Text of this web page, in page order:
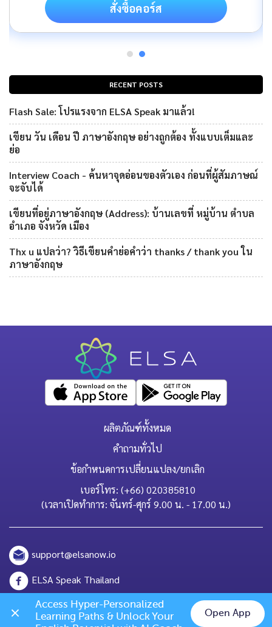
RECENT POSTS
Flash Sale: โปรแรงจาก ELSA Speak มาแล้ว!
เขียน วัน เดือน ปี ภาษาอังกฤษ อย่างถูกต้อง ทั้งแบบเต็มและ
ย่อ
Interview Coach - ค้นหาจุดอ่อนของตัวเอง ก่อนที่ผู้สัมภาษณ์
จะจับได้
เขียนที่อยู่ภาษาอังกฤษ (Address): บ้านเลขที่ หมู่บ้าน ตำบล
อำเภอ จังหวัด เมือง
Thx u แปลว่า? วิธีเขียนคำย่อคำว่า thanks / thank you ใน
ภาษาอังกฤษ
สั่งซื้อคอร์ส
ผลิตภัณฑ์ทั้งหมด
คำถามทั่วไป
ข้อกำหนดการเปลี่ยนแปลง/ยกเลิก
เบอร์โทร: (+66) 020385810
(เวลาเปิดทำการ: จันทร์-ศุกร์ 9.00 น. - 17.00 น.)
support@elsanow.io
ELSA Speak Thailand
Channel ID: @elsaspeak
Access Hyper-Personalized
Learning Paths & Unlock Your
Open App